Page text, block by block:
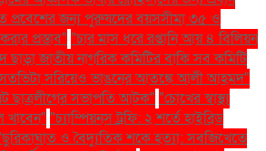
প্রবেশের জন্য পুরুষদের বয়সসীমা ৩৫ ও
প্রস্তাব" "চার মাস ধরে রপ্তানি আয় ৪ বিলিয়ন
ছাড়া জাতীয় নাগরিক কমিটির বাকি সব কমিটি
সরিয়েও ভাঙনের আতঙ্কে আলী আহমদ"
ছাত্রলীগের সভাপতি আটক" "চোখের স্বাস্থ্য
খাবেন" "চ্যাম্পিয়নস ট্রফি: ২ শর্তে হাইব্রিড
ও বৈদ্যুতিক শকে হত্যা: সবজিখেতে